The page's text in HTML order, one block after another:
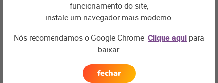
Solução em cloud, com rápida implementação e baixo
investimento.
funcionamento do site,
instale um navegador mais moderno.
Nós recomendamos o Google Chrome. Clique aqui para
baixar.
fechar